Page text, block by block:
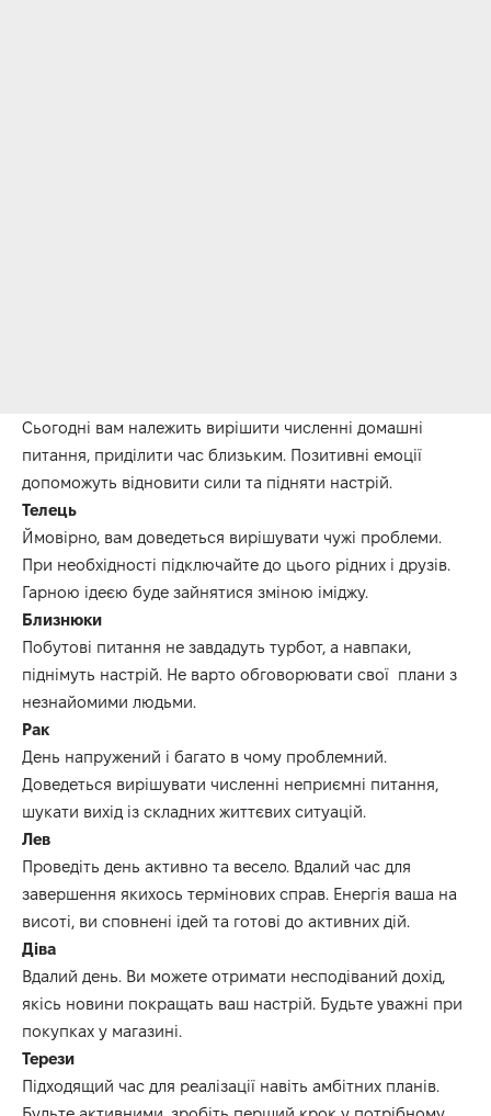
Сьогодні вам належить вирішити численні домашні
питання, приділити час близьким. Позитивні емоції
допоможуть відновити сили та підняти настрій.
Телець
Ймовірно, вам доведеться вирішувати чужі проблеми.
При необхідності підключайте до цього рідних і друзів.
Гарною ідеєю буде зайнятися зміною іміджу.
Близнюки
Побутові питання не завдадуть турбот, а навпаки,
піднімуть настрій. Не варто обговорювати свої плани з
незнайомими людьми.
Рак
День напружений і багато в чому проблемний.
Доведеться вирішувати численні неприємні питання,
шукати вихід із складних життєвих ситуацій.
Лев
Проведіть день активно та весело. Вдалий час для
завершення якихось термінових справ. Енергія ваша на
висоті, ви сповнені ідей та готові до активних дій.
Діва
Вдалий день. Ви можете отримати несподіваний дохід,
якісь новини покращать ваш настрій. Будьте уважні при
покупках у магазині.
Терези
Підходящий час для реалізації навіть амбітних планів.